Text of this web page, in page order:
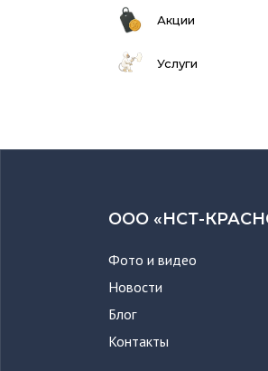
Акции
Услуги
ООО «НСТ-
Фото и видео
Новости
Блог
Контакты